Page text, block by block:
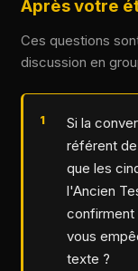
Après votre
Ces questions
discussion en
Si la
référent
que les
l'Ancien
vous
texte ?